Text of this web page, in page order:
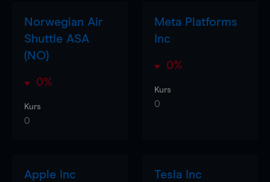
Norwegian Air
Shuttle ASA
(NO)
0%
Kurs
0
Meta Platforms
Inc
0%
Kurs
0
Apple Inc Tesla Inc